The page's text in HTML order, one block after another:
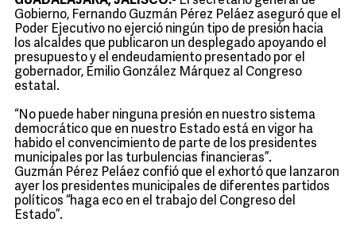
Gobierno, Fernando Guzmán Pérez Peláez aseguró que el
Poder Ejecutivo no ejerció ningún tipo de presión hacia
los alcaldes que publicaron un desplegado apoyando el
presupuesto y el endeudamiento presentado por el
gobernador, Emilio González Márquez al Congreso
estatal.
“No puede haber ninguna presión en nuestro sistema
democrático que en nuestro Estado está en vigor ha
habido el convencimiento de parte de los presidentes
municipales por las turbulencias financieras”.
Guzmán Pérez Peláez confió que el exhortó que lanzaron
ayer los presidentes municipales de diferentes partidos
políticos “haga eco en el trabajo del Congreso del
Estado”.